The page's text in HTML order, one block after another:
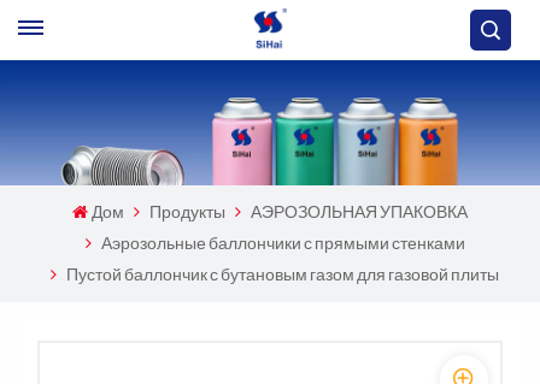
Дом Продукты
АЭРОЗОЛЬНАЯ УПАКОВКА
Аэрозольные баллончики с прямыми стенками
Пустой баллончик с бутановым газом для газовой плиты